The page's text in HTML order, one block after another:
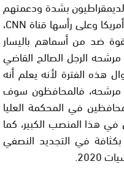
بشدة ودعمتهم
في ذلك وسائل الإعلام الكبرى في أمريكا وعلى رأسها قناة CNN،
ضد من أسماهم باليسار
مرشحه الرجل الصالح القاضي
هذه الفترة لأنه يعلم أنه
مرشحه، فالمحافظون سوف
في المحكمة العليا
هذا المنصب الكبير، كما
في التجديد النصفي